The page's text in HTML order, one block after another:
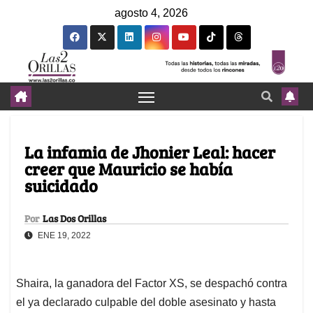
agosto 4, 2026
La infamia de Jhonier Leal: hacer
creer que Mauricio se había
suicidado
Por Las Dos Orillas
ENE 19, 2022
Shaira, la ganadora del Factor XS, se despachó contra
el ya declarado culpable del doble asesinato y hasta